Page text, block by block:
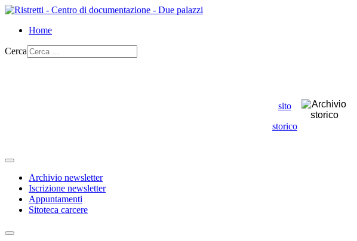
Home
Cerca
sito
storico
Archivio newsletter
Iscrizione newsletter
Appuntamenti
Sitoteca carcere